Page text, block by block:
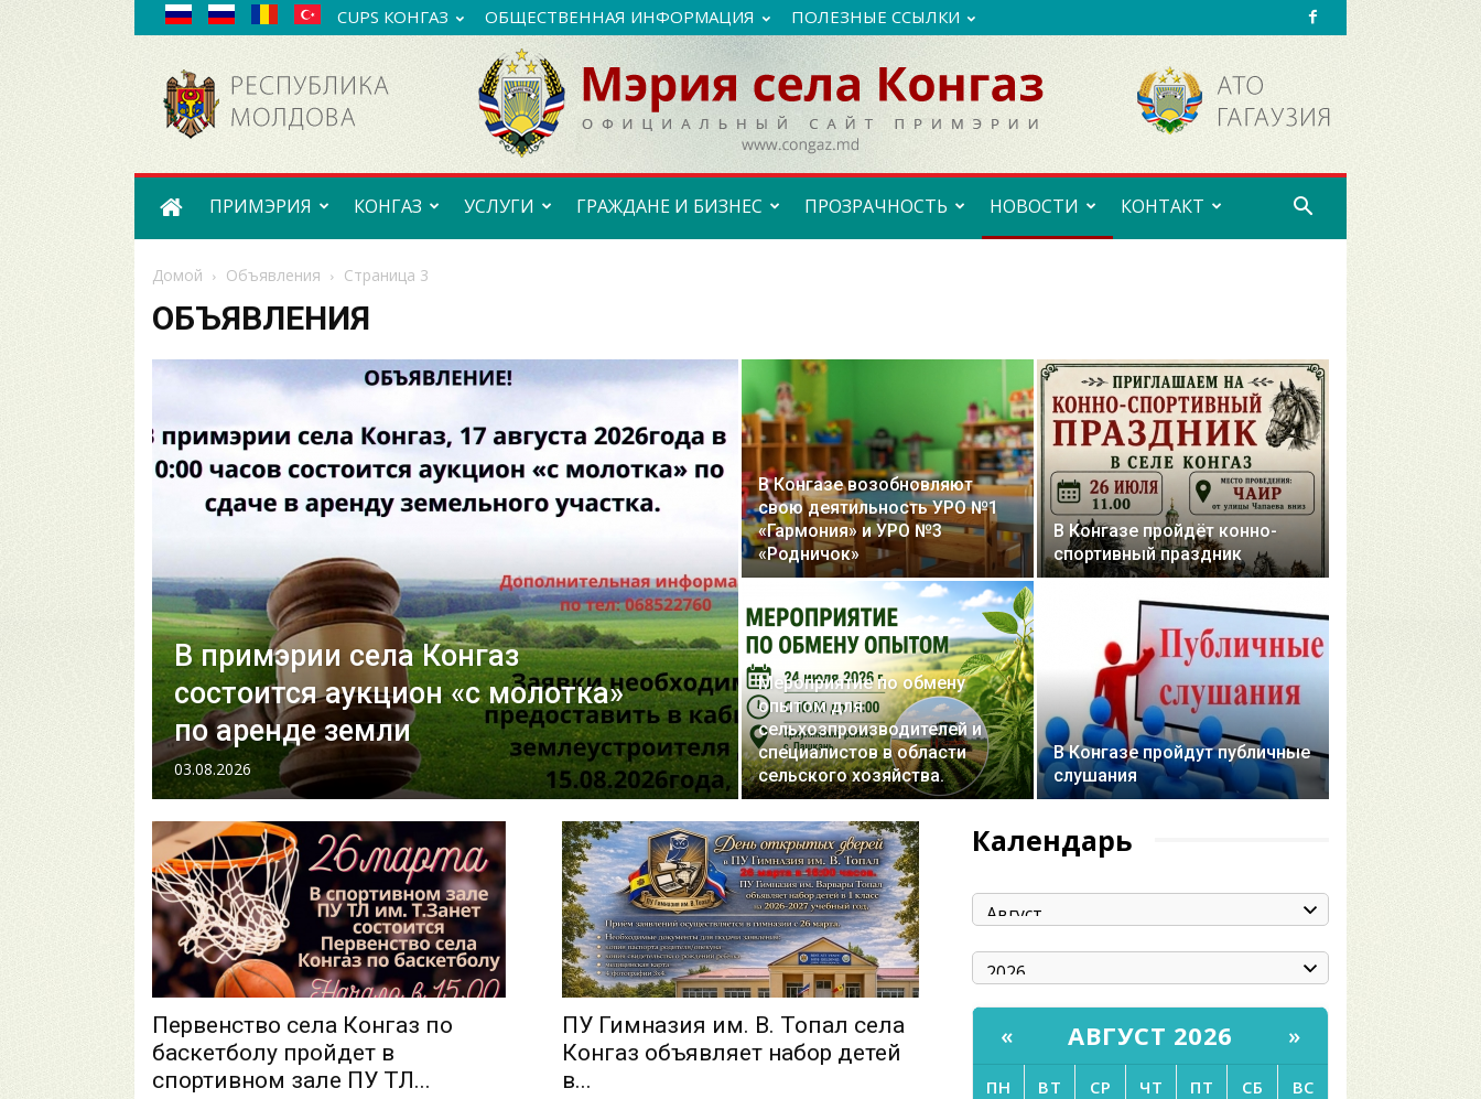
CUPS КОНГАЗ ОБЩЕСТВЕННАЯ ИНФОРМАЦИЯ ПОЛЕЗНЫЕ ССЫЛКИ
села
Конгаз
ПРИМЭРИЯ КОНГАЗ УСЛУГИ ГРАЖДАНЕ И БИЗНЕС ПРОЗРАЧНОСТЬ НОВОСТИ КОНТАКТ
Домой Объявления Страница 3
ОБЪЯВЛЕНИЯ
В примэрии села Конгаз
состоится аукцион «с молотка»
по аренде земли
03.08.2026
В Конгазе возобновляют
свою деятильность УРО №1
«Гармония» и УРО №3
«Родничок»
В Конгазе пройдёт конно-
спортивный праздник
Мероприятие по обмену
опытом для
сельхозпроизводителей и
специалистов в области
сельского хозяйства.
В Конгазе пройдут публичные
слушания
Первенство села Конгаз по
баскетболу пройдет в
спортивном зале ПУ ТЛ...
ПУ Гимназия им. В. Топал села
Конгаз объявляет набор детей
в...
Календарь
« АВГУСТ 2026 »
ПН ВТ СР ЧТ ПТ СБ ВС